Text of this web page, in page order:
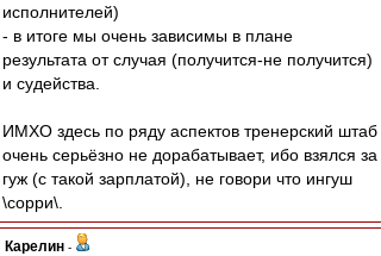
исполнителей)
- в итоге мы очень зависимы в плане
результата от случая (получится-не получится)
и судейства.
ИМХО здесь по ряду аспектов тренерский штаб
очень серьёзно не дорабатывает, ибо взялся за
гуж (с такой зарплатой), не говори что ингуш
\сорри\.
Карелин -